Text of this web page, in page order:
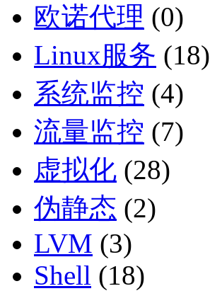
欧诺代理 (0)
Linux服务 (18)
系统监控 (4)
流量监控 (7)
虚拟化 (28)
伪静态 (2)
LVM (3)
Shell (18)